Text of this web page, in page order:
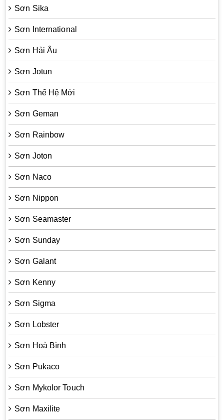
Sơn Sika
Sơn International
Sơn Hải Âu
Sơn Jotun
Sơn Thế Hệ Mới
Sơn Geman
Sơn Rainbow
Sơn Joton
Sơn Naco
Sơn Nippon
Sơn Seamaster
Sơn Sunday
Sơn Galant
Sơn Kenny
Sơn Sigma
Sơn Lobster
Sơn Hoà Bình
Sơn Pukaco
Sơn Mykolor Touch
Sơn Maxilite